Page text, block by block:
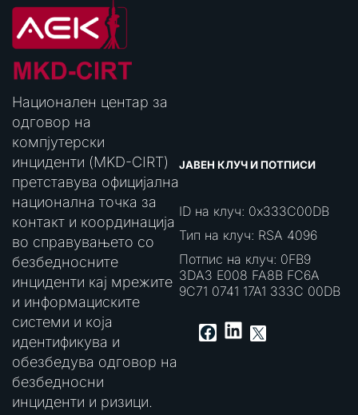
Национален центар за
одговор на
компјутерски
инциденти (MKD-CIRT)
претставува официјална
национална точка за
контакт и координација
во справувањето со
безбедносните
инциденти кај мрежите
и информациските
системи и која
идентификува и
обезбедува одговор на
безбедносни
инциденти и ризици.
ЈАВЕН КЛУЧ И ПОТПИСИ
ID на клуч: 0x333C00DB
Тип на клуч: RSA 4096
Потпис на клуч: 0FB9
3DA3 E008 FA8B FC6A
9C71 0741 17A1 333C 00DB
Facebook
LinkedIn
X